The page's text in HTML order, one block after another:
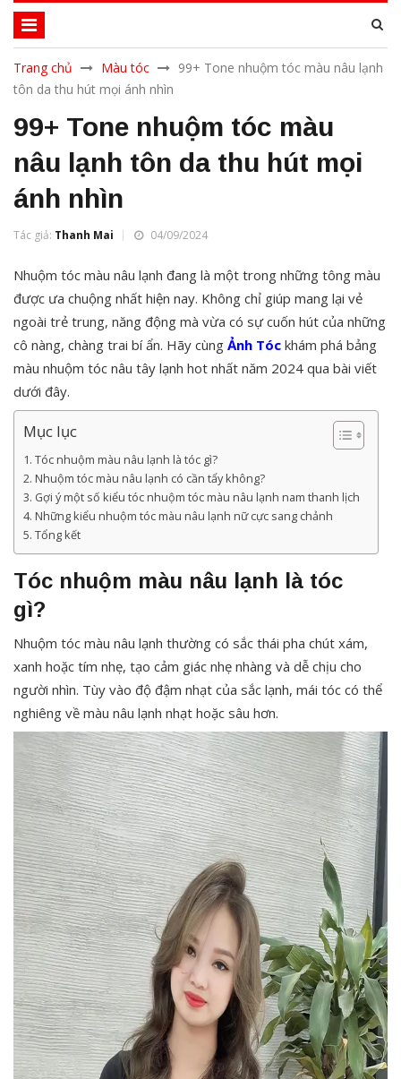
Trang chủ Màu tóc
99+ Tone nhuộm tóc màu nâu lạnh
tôn da thu hút mọi ánh nhìn
99+ Tone nhuộm tóc màu
nâu lạnh tôn da thu hút mọi
ánh nhìn
Tác giả: Thanh Mai 04/09/2024
Nhuộm tóc màu nâu lạnh đang là một trong những tông màu
được ưa chuộng nhất hiện nay. Không chỉ giúp mang lại vẻ
ngoài trẻ trung, năng động mà vừa có sự cuốn hút của những
cô nàng, chàng trai bí ẩn. Hãy cùng Ảnh Tóc khám phá bảng
màu nhuộm tóc nâu tây lạnh hot nhất năm 2024 qua bài viết
dưới đây.
Mục lục
Tóc nhuộm màu nâu lạnh là tóc gì?
Nhuộm tóc màu nâu lạnh có cần tẩy không?
Gợi ý một số kiểu tóc nhuộm tóc màu nâu lạnh nam thanh lịch
Những kiểu nhuộm tóc màu nâu lạnh nữ cực sang chảnh
Tổng kết
Tóc nhuộm màu nâu lạnh là tóc
gì?
Nhuộm tóc màu nâu lạnh thường có sắc thái pha chút xám,
xanh hoặc tím nhẹ, tạo cảm giác nhẹ nhàng và dễ chịu cho
người nhìn. Tùy vào độ đậm nhạt của sắc lạnh, mái tóc có thể
nghiêng về màu nâu lạnh nhạt hoặc sâu hơn.